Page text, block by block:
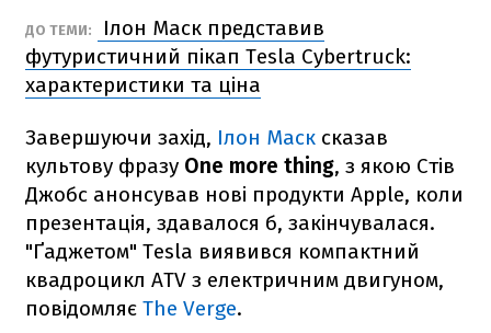
ДО ТЕМИ:
Ілон Маск представив
футуристичний пікап Tesla Cybertruck:
характеристики та ціна
Завершуючи захід, Ілон Маск сказав
культову фразу One more thing, з якою Стів
Джобс анонсував нові продукти Apple, коли
презентація, здавалося б, закінчувалася.
"Ґаджетом" Tesla виявився компактний
квадроцикл ATV з електричним двигуном,
повідомляє The Verge.